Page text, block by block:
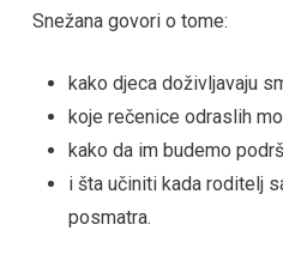
Snežana govori o tome:
kako djeca doživljavaju
koje rečenice odraslih
kako da im budemo
i šta učiniti kada roditelj
posmatra.